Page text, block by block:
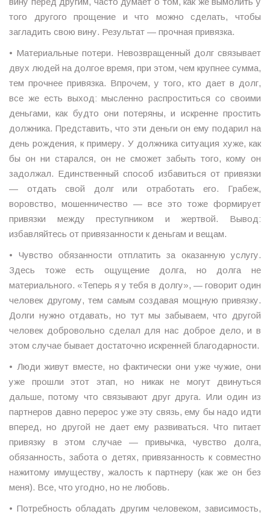
того другого прощение и что можно сделать, чтобы
загладить свою вину. Результат — прочная привязка.
• Материальные потери. Невозвращенный долг связывает
двух людей на долгое время, при этом, чем крупнее сумма,
тем прочнее привязка. Впрочем, у того, кто дает в долг,
все же есть выход: мысленно распроститься со своими
деньгами, как будто они потеряны, и искренне простить
должника. Представить, что эти деньги он ему подарил на
день рождения, к примеру. У должника ситуация хуже, как
бы он ни старался, он не сможет забыть того, кому он
задолжал. Единственный способ избавиться от привязки
— отдать свой долг или отработать его. Грабеж,
воровство, мошенничество — все это тоже формирует
привязки между преступником и жертвой. Вывод:
избавляйтесь от привязанности к деньгам и вещам.
• Чувство обязанности отплатить за оказанную услугу.
Здесь тоже есть ощущение долга, но долга не
материального. «Теперь я у тебя в долгу», — говорит один
человек другому, тем самым создавая мощную привязку.
Долги нужно отдавать, но тут мы забываем, что другой
человек добровольно сделал для нас доброе дело, и в
этом случае бывает достаточно искренней благодарности.
• Люди живут вместе, но фактически они уже чужие, они
уже прошли этот этап, но никак не могут двинуться
дальше, потому что связывают друг друга. Или один из
партнеров давно перерос уже эту связь, ему бы надо идти
вперед, но другой не дает ему развиваться. Что питает
привязку в этом случае — привычка, чувство долга,
обязанность, забота о детях, привязанность к совместно
нажитому имуществу, жалость к партнеру (как же он без
меня). Все, что угодно, но не любовь.
• Потребность обладать другим человеком, зависимость,